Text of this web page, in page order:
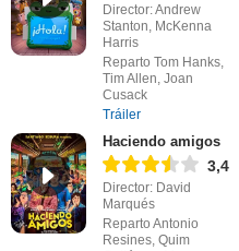
Director: Andrew
Stanton, McKenna
Harris
Reparto Tom Hanks,
Tim Allen, Joan
Cusack
Tráiler
Haciendo amigos
3,4
Director: David
Marqués
Reparto Antonio
Resines, Quim